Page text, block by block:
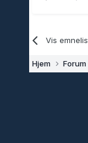
Vis
Hjem Forum